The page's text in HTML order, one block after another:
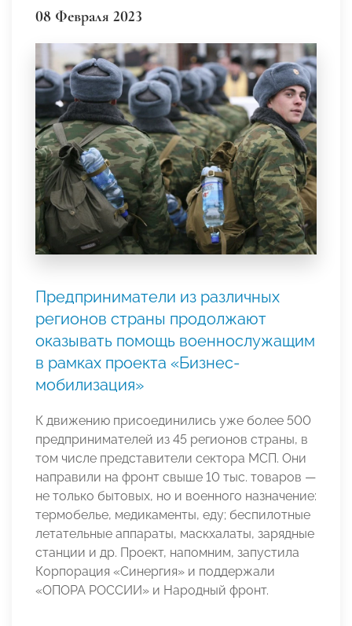
08 Февраля 2023
Предприниматели из различных
регионов страны продолжают
оказывать помощь военнослужащим
в рамках проекта «Бизнес-
мобилизация»
К движению присоединились уже более 500
предпринимателей из 45 регионов страны, в
том числе представители сектора МСП. Они
направили на фронт свыше 10 тыс. товаров —
не только бытовых, но и военного назначение:
термобелье, медикаменты, еду; беспилотные
летательные аппараты, маскхалаты, зарядные
станции и др. Проект, напомним, запустила
Корпорация «Синергия» и поддержали
«ОПОРА РОССИИ» и Народный фронт.